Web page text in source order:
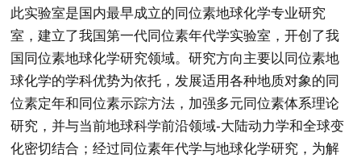
此实验室是国内最早成立的同位素地球化学专业研究
室，建立了我国第一代同位素年代学实验室，开创了我
国同位素地球化学研究领域。研究方向主要以同位素地
球化学的学科优势为依托，发展适用各种地质对象的同
位素定年和同位素示踪方法，加强多元同位素体系理论
研究，并与当前地球科学前沿领域-大陆动力学和全球变
化密切结合；经过同位素年代学与地球化学研究，为解